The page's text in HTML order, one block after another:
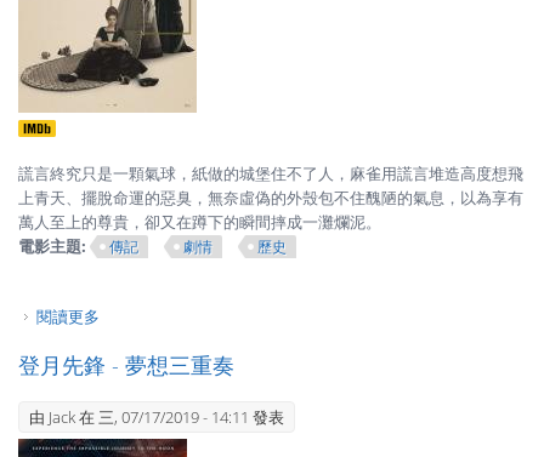
謊言終究只是一顆氣球，紙做的城堡住不了人，麻雀用謊言堆造高度想飛
上青天、擺脫命運的惡臭，無奈虛偽的外殼包不住醜陋的氣息，以為享有
萬人至上的尊貴，卻又在蹲下的瞬間摔成一灘爛泥。
電影主題:
傳記 劇情 歷史
閱讀更多
登月先鋒 - 夢想三重奏
由 Jack在 三, 07/17/2019 - 14:11 發表